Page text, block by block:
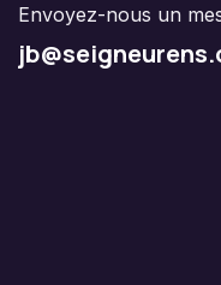
Envoyez-nous un